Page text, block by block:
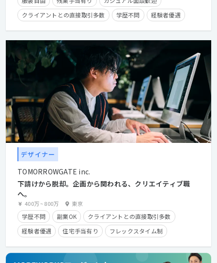
クライアントとの直接取引多数
学歴不問 経験者優遇
デザイナー
TOMORROWGATE inc.
下請けから脱却。企画から関われる、クリエイティブ職
へ。
400万~800万 東京
学歴不問 副業OK
クライアントとの直接取引多数
経験者優遇
住宅手当有り フレックスタイム制